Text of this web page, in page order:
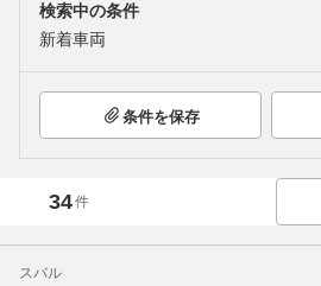
検索中の条件
新着車両
条件を保存
34件
スバル